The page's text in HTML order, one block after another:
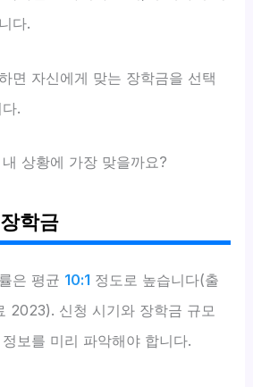
다.
면 자신에게 맞는 장학금을 선택
.
상황에 가장 맞을까요?
학금
은 평균 10:1 정도로 높습니다(출
2023). 신청 시기와 장학금 규모
보를 미리 파악해야 합니다.